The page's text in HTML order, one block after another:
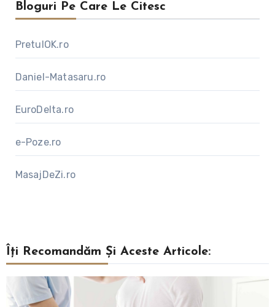
Bloguri Pe Care Le Citesc
PretulOK.ro
Daniel-Matasaru.ro
EuroDelta.ro
e-Poze.ro
MasajDeZi.ro
Îți Recomandăm Și Aceste Articole: